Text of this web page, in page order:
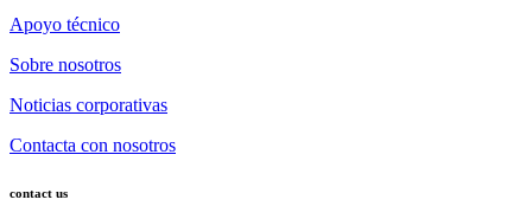
Apoyo técnico
Sobre nosotros
Noticias corporativas
Contacta con nosotros
contact us